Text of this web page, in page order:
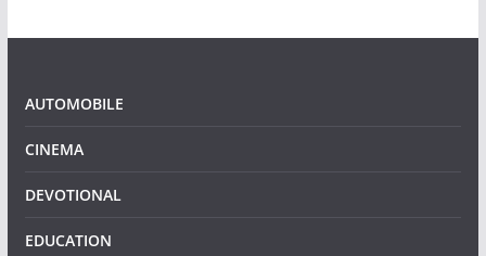
AUTOMOBILE
CINEMA
DEVOTIONAL
EDUCATION